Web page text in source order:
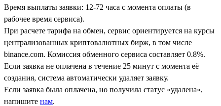
Время выплаты заявки: 12-72 часа с момента оплаты (в
рабочее время сервиса).
При расчете тарифа на обмен, сервис ориентируется на курсы
централизованных криптовалютных бирж, в том числе
binance.com. Комиссия обменного сервиса составляет 0.8%.
Если заявка не оплачена в течение 25 минут с момента её
создания, система автоматически удаляет заявку.
Если заявка была оплачена, но получила статус «удалена»,
напишите нам.